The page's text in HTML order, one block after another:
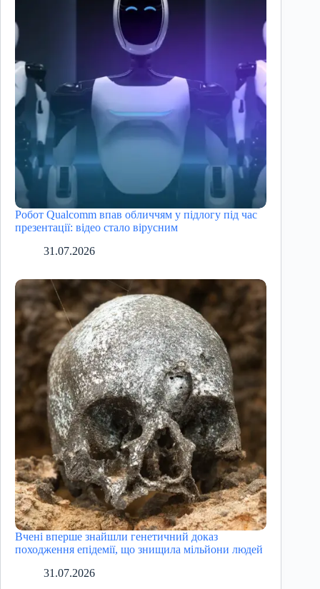
Робот Qualcomm впав обличчям у підлогу під час
презентації: відео стало вірусним
31.07.2026
Вчені вперше знайшли генетичний доказ
походження епідемії, що знищила мільйони людей
31.07.2026